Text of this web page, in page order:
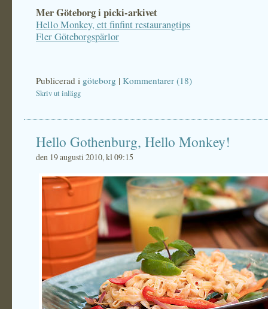
Mer Göteborg i picki-arkivet
Hello Monkey, ett finfint restaurangtips
Fler Göteborgspärlor
Publicerad i göteborg | Kommentarer (18)
Skriv ut inlägg
Hello Gothenburg, Hello Monkey!
den 19 augusti 2010, kl 09:15